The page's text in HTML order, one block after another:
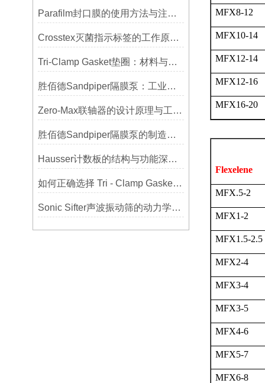
Parafilm封口膜的使用方法与注意事项
Crosstex灭菌指示标签的工作原理：变色反应机制详解
Tri-Clamp Gasket垫圈：材料与应用的全面指南
胜佰德Sandpiper隔膜泵：工业流体输送的可靠动力解决方案
Zero-Max联轴器的设计原理与工艺流程解析
胜佰德Sandpiper隔膜泵的制造工艺和技术难点
Hausser计数板的结构与功能深度解析
如何正确选择 Tri - Clamp Gasket 垫圈的材质与尺寸？
Sonic Sifter声波振动筛的动力学模拟与性能分析
MFX8-12
MFX10-14
MFX12-14
MFX12-16
MFX16-20
Flexelene
MFX.5-2
MFX1-2
MFX1.5-2.5
MFX2-4
MFX3-4
MFX3-5
MFX4-6
MFX5-7
MFX6-8